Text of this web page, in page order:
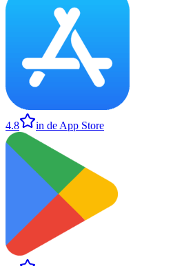
4.8 in de App Store